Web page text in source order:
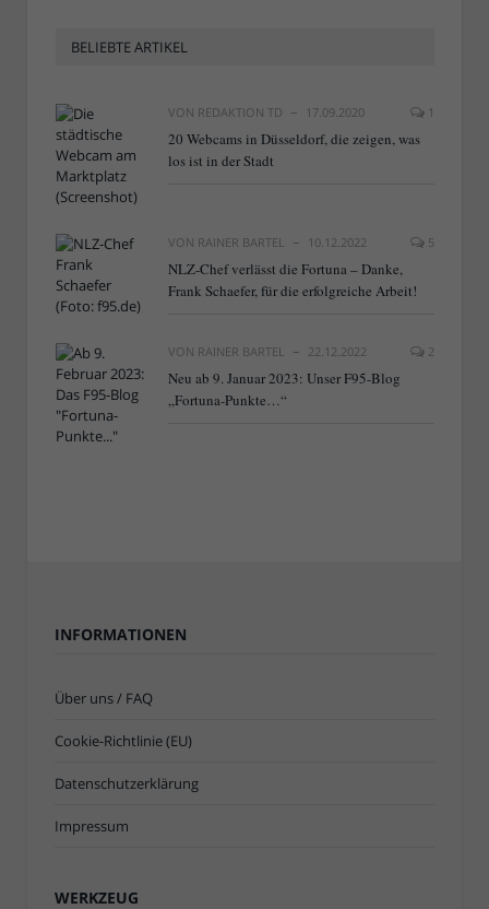
BELIEBTE ARTIKEL
VON REDAKTION TD 17.09.2020 1
20 Webcams in Düsseldorf, die zeigen, was
los ist in der Stadt
VON RAINER BARTEL 10.12.2022 5
NLZ-Chef verlässt die Fortuna – Danke,
Frank Schaefer, für die erfolgreiche Arbeit!
VON RAINER BARTEL 22.12.2022 2
Neu ab 9. Januar 2023: Unser F95-Blog
„Fortuna-Punkte…“
INFORMATIONEN
Über uns / FAQ
Cookie-Richtlinie (EU)
Datenschutzerklärung
Impressum
WERKZEUG